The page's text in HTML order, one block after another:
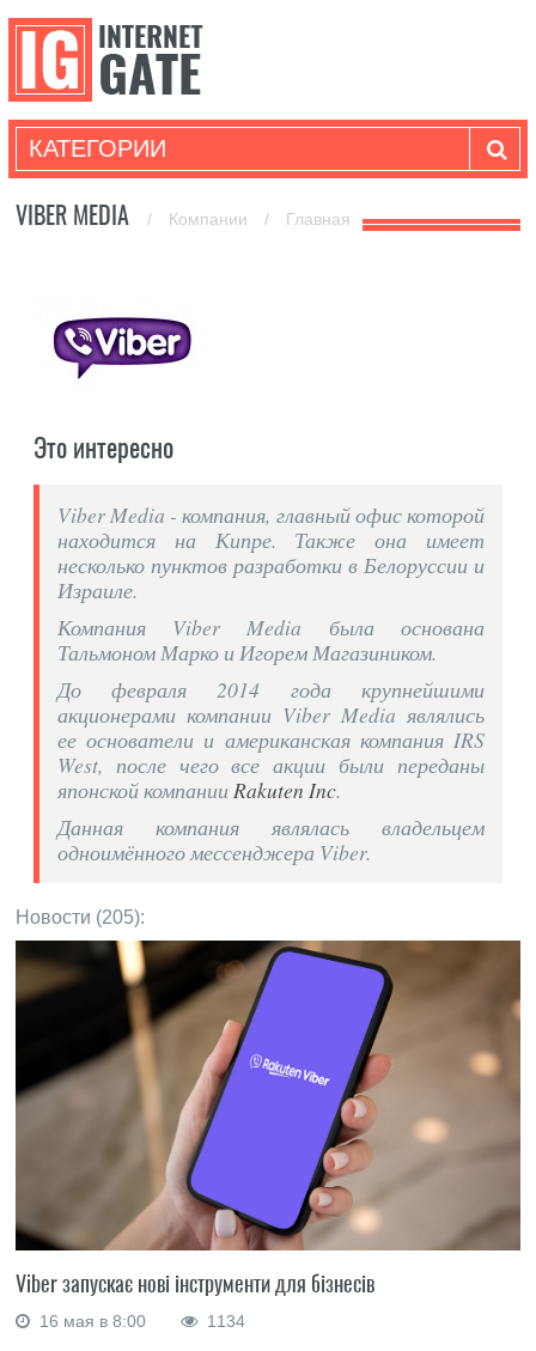
КАТЕГОРИИ
VIBER MEDIA / Компании / Главная
Это интересно
Viber Media - компания, главный офис которой
находится на Кипре. Также она имеет
несколько пунктов разработки в Белоруссии и
Израиле.
Компания Viber Media была основана
Тальмоном Марко и Игорем Магазиником.
До февраля 2014 года крупнейшими
акционерами компании Viber Media являлись
ее основатели и американская компания IRS
West, после чего все акции были переданы
японской компанииRakuten Inc.
Данная компания являлась владельцем
одноимённого мессенджера Viber.
Новости (205):
Viber запускає нові інструменти для бізнесів
16 мая в 8:00 1134